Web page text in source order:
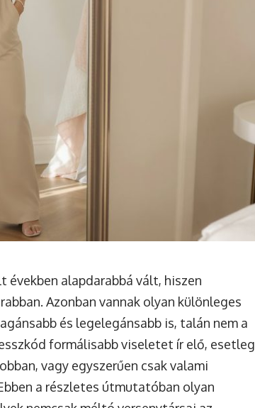
években alapdarabbá vált, hiszen
Azonban vannak olyan különleges
és legelegánsabb is, talán nem a
formálisabb viseletet ír elő, esetleg
vagy egyszerűen csak valami
a részletes útmutatóban olyan